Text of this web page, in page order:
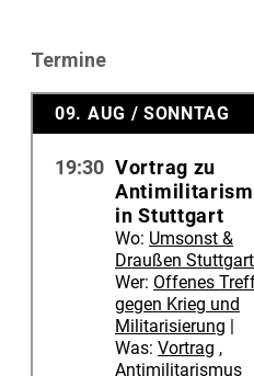
Termine